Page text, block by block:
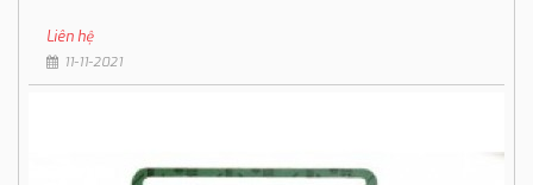
Liên hệ
11-11-2021